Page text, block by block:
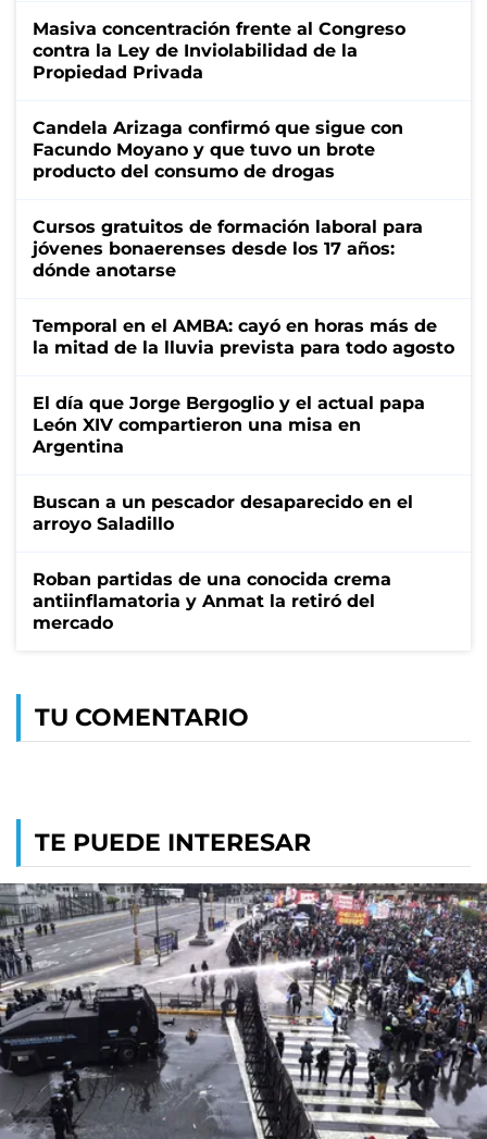
Masiva concentración frente al Congreso
contra la Ley de Inviolabilidad de la
Propiedad Privada
Candela Arizaga confirmó que sigue con
Facundo Moyano y que tuvo un brote
producto del consumo de drogas
Cursos gratuitos de formación laboral para
jóvenes bonaerenses desde los 17 años:
dónde anotarse
Temporal en el AMBA: cayó en horas más de
la mitad de la lluvia prevista para todo agosto
El día que Jorge Bergoglio y el actual papa
León XIV compartieron una misa en
Argentina
Buscan a un pescador desaparecido en el
arroyo Saladillo
Roban partidas de una conocida crema
antiinflamatoria y Anmat la retiró del
mercado
TU COMENTARIO
TE PUEDE INTERESAR